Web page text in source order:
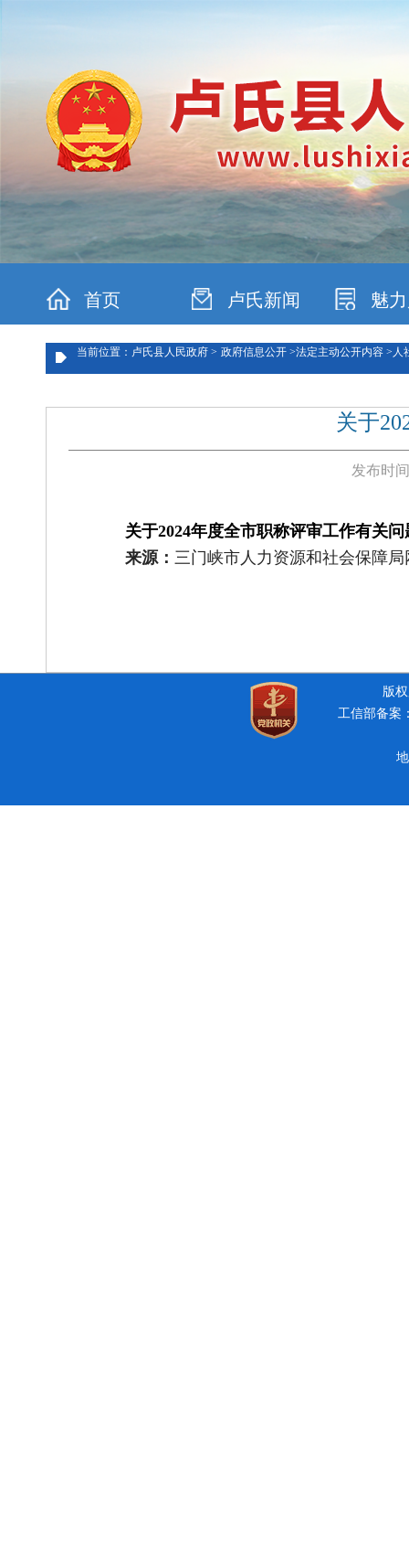
首页 卢氏新闻 魅
当前位置：卢氏县人民政府 > 政府信息公开 >法定主动公开内容 > 人
关于
发布时
关于2024年度全市职称评审工作有关
来源： 三门峡市人力资源和社会保障局
版
工信部备案